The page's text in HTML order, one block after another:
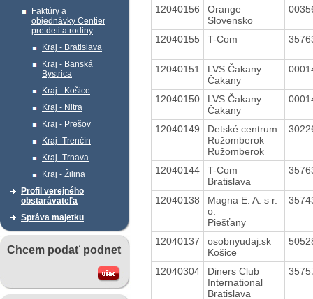
Faktúry a
objednávky Centier
pre deti a rodiny
Kraj - Bratislava
Kraj - Banská
Bystrica
Kraj - Košice
Kraj - Nitra
Kraj - Prešov
Kraj- Trenčín
Kraj- Trnava
Kraj - Žilina
Profil verejného
obstarávateľa
Správa majetku
Chcem podať podnet
12040156
Orange
Slovensko
12040155 T-Com
12040151
LVS Čakany
Čakany
12040150
LVS Čakany
Čakany
12040149
Detské centrum
Ružomberok
Ružomberok
12040144
T-Com
Bratislava
12040138
Magna E. A. s r.
o.
Piešťany
12040137
osobnyudaj.sk
Košice
12040304
Diners Club
International
Bratislava